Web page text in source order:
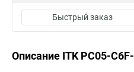
Быстрый заказ
Описание ITK PC05-